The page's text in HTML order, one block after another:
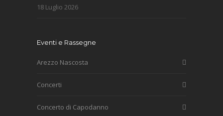
18 Luglio 2026
Eventi e Rassegne
Arezzo Nascosta
Concerti
Concerto di Capodanno